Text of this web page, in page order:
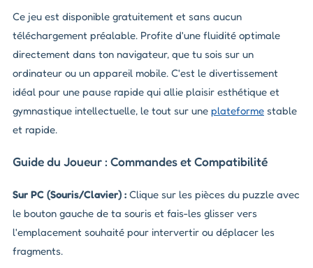
Ce jeu est disponible gratuitement et sans aucun
téléchargement préalable. Profite d'une fluidité optimale
directement dans ton navigateur, que tu sois sur un
ordinateur ou un appareil mobile. C'est le divertissement
idéal pour une pause rapide qui allie plaisir esthétique et
gymnastique intellectuelle, le tout sur une plateforme stable
et rapide.
Guide du Joueur : Commandes et Compatibilité
Sur PC (Souris/Clavier) : Clique sur les pièces du puzzle avec
le bouton gauche de ta souris et fais-les glisser vers
l'emplacement souhaité pour intervertir ou déplacer les
fragments.